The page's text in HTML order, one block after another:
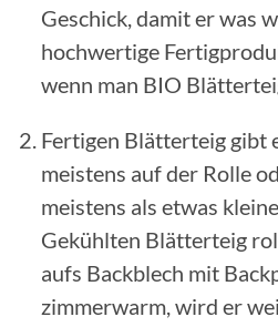
Geschick, damit er was
hochwertige
wenn man BIO
Fertigen Blätterteig gibt
meistens auf der Rolle
meistens als etwas
Gekühlten Blätterteig
aufs Backblech mit
zimmerwarm, wird er